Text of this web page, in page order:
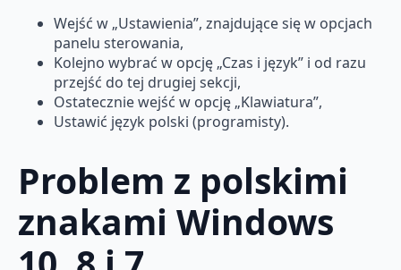
Wejść w „Ustawienia”, znajdujące się w opcjach
panelu sterowania,
Kolejno wybrać w opcję „Czas i język” i od razu
przejść do tej drugiej sekcji,
Ostatecznie wejść w opcję „Klawiatura”,
Ustawić język polski (programisty).
Problem z polskimi
znakami Windows